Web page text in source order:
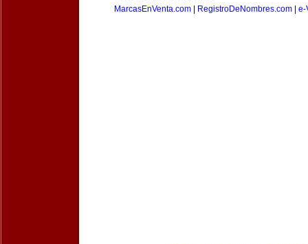
MarcasEnVenta.com
RegistroDeNombres.com e-